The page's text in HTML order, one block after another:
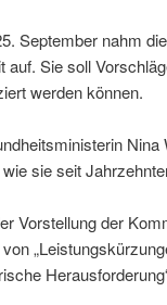
September nahm
auf. Sie soll
werden können.
sie seit
Vorstellung der